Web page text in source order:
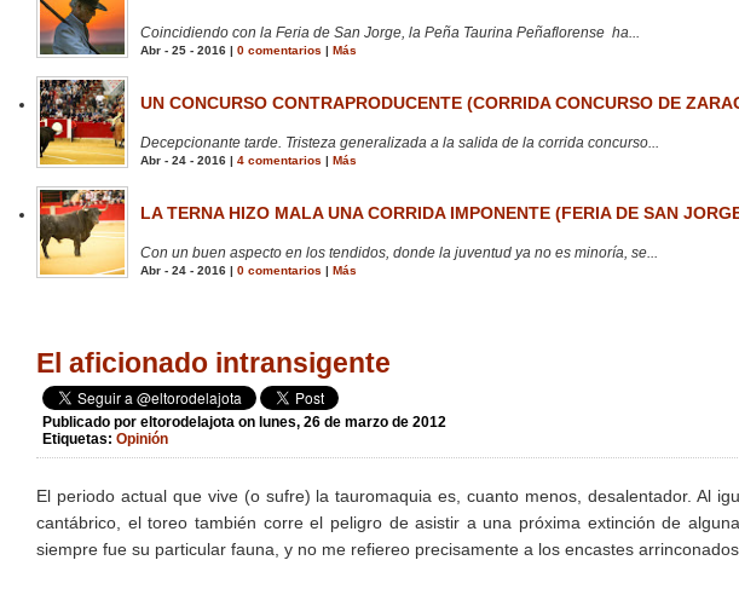
Coincidiendo con la Feria de San Jorge, la Peña Taurina Peñaflorense ha...
Abr - 25 - 2016 | 0 comentarios | Más
UN CONCURSO CONTRAPRODUCENTE (CORRIDA CONCURSO DE
Decepcionante tarde. Tristeza generalizada a la salida de la corrida concurso...
Abr - 24 - 2016 | 4 comentarios | Más
LA TERNA HIZO MALA UNA CORRIDA IMPONENTE (FERIA DE SAN
Con un buen aspecto en los tendidos, donde la juventud ya no es minoría, se...
Abr - 24 - 2016 | 0 comentarios Más
El aficionado intransigente
Publicado por eltorodelajota on lunes, 26 de marzo de 2012
Etiquetas: Opinión
El periodo actual que vive (o sufre) la tauromaquia es, cuanto menos, desalentador. Al
cantábrico, el toreo también corre el peligro de asistir a una próxima extinción de
siempre fue su particular fauna, y no me refiereo precisamente a los encastes